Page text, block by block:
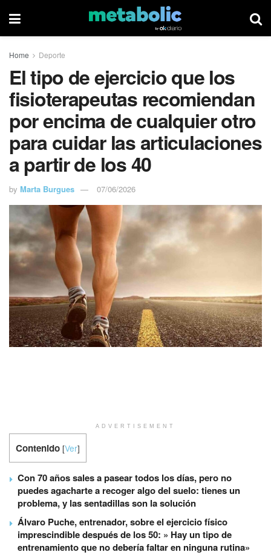
Home Deporte
El tipo de ejercicio que los
fisioterapeutas recomiendan
por encima de cualquier otro
para cuidar las articulaciones
a partir de los 40
by Marta Burgues 07/06/2026
ADVERTISEMENT
Contenido [Ver]
Con 70 años sales a pasear todos los días, pero no
puedes agacharte a recoger algo del suelo: tienes un
problema, y las sentadillas son la solución
Álvaro Puche, entrenador, sobre el ejercicio físico
imprescindible después de los 50: » Hay un tipo de
entrenamiento que no debería faltar en ninguna rutina»